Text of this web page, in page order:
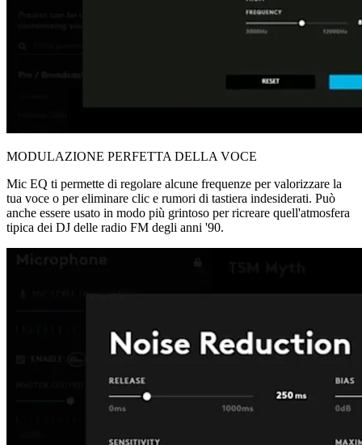
MODULAZIONE PERFETTA DELLA VOCE
Mic EQ ti permette di regolare alcune frequenze per valorizzare la
tua voce o per eliminare clic e rumori di tastiera indesiderati. Può
anche essere usato in modo più grintoso per ricreare quell'atmosfera
tipica dei DJ delle radio FM degli anni '90.